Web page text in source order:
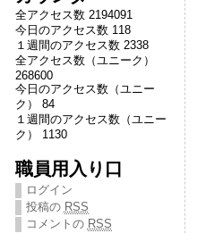
全アクセス数 2194091
今日のアクセス数 118
１週間のアクセス数 2338
全アクセス数（ユニーク）
268600
今日のアクセス数（ユニー
ク） 84
１週間のアクセス数（ユニー
ク） 1130
職員用入り口
ログイン
投稿の RSS
コメントの RSS